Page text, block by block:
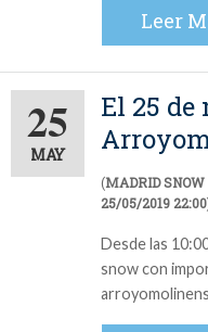
Leer
25
MAY
El 25 de
(MADRID SNOW
25/05/2019 22:00
Desde las
snow con